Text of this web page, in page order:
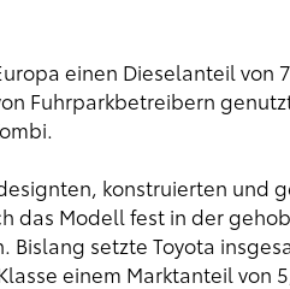
einen Dieselanteil von
Fuhrparkbetreibern
konstruierten und
das Modell fest in der
setzte Toyota
einem Marktanteil von